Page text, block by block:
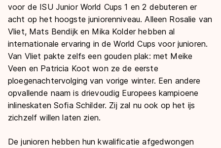
voor de ISU Junior World Cups 1 en 2 debuteren er
acht op het hoogste juniorenniveau. Alleen Rosalie van
Vliet, Mats Bendijk en Mika Kolder hebben al
internationale ervaring in de World Cups voor junioren.
Van Vliet pakte zelfs een gouden plak: met Meike
Veen en Patricia Koot won ze de eerste
ploegenachtervolging van vorige winter. Een andere
opvallende naam is drievoudig Europees kampioene
inlineskaten Sofia Schilder. Zij zal nu ook op het ijs
zichzelf willen laten zien.
De junioren hebben hun kwalificatie afgedwongen